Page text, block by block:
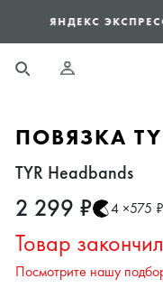
ЯНДЕКС ЭКСПРЕСС
ПОВЯЗКА
TYR Headbands
2 299 ₽ 4 ×575
Товар
Посмотрите нашу